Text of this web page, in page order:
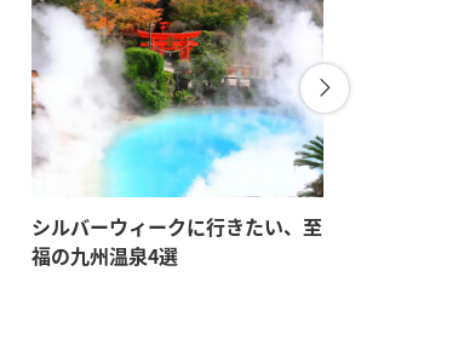
シルバーウィークに行きたい、至
福の九州温泉4選